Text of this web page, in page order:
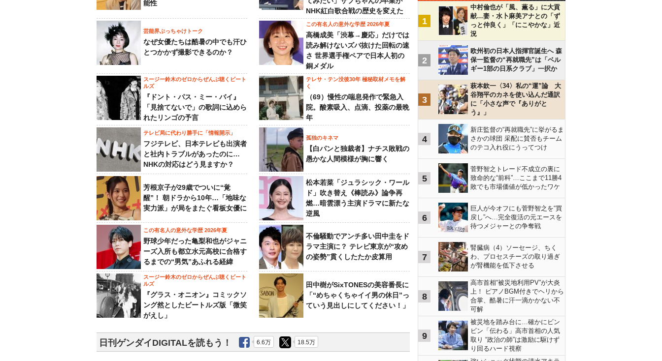
能性
NHK紅白歌合戦の歴史を変えた
芸能界ぶっちゃけトーク
なぜ女優たちは酷暑の中でも汗ひ
とつかかず撮影できるのか？
この有名人の意外な学歴 2026年夏
高橋成美「渋幕→慶応」だけでは
読み解けないズバ抜けた回転の速
さ 世界選手権ペアで日本人初の
銅メダル
スージー鈴木のゼロからぜんぶ聴くビート
ルズ
『ドント・パス・ミー・バイ』
「見捨てないで」の歌詞に込めら
れたリンゴの予言
テレサ・テン没後30年 極秘取材メモを解
く
（69）慢性の喘息発作で緊急入
院。酸素吸入、点滴、投薬の最晩
年
テレビ局に代わり勝手に「情報開示」
フジテレビ、日本テレビも出演者
と社内トラブルがあったのに…
NHKの対応はどう見ますか？
孤独のキネマ
【白パンと独裁者】ナチス敗戦の
愚かな人間模様が胸に響く
芳根京子が29歳でついに“覚
醒”！ 朝ドラから10年…「地味な
実力派」が局をまたぐ看板女優に
松本若菜「ジュラシック・ワール
ド」吹き替え《棒読み》論争再
燃…暗雲漂う主演ドラマに新たな
逆風
この有名人の意外な学歴 2026年夏
野球少年だった亀梨和也がジャニ
ーズ入所も都立水元高校に合格す
るまでの“男気”あふれる経緯
不倫騒動でアンチ多い田中圭をド
ラマ主演に？ テレビ東京が“攻め
の姿勢”貫くしたたか皮算用
スージー鈴木のゼロからぜんぶ聴くビート
ルズ
『グラス・オニオン』コミックソ
ング然としたビートルズ版「微笑
がえし」
田中樹がSixTONESの美容番長に
「“めちゃくちゃイイ男の休日”っ
ていう見出しにしてください！」
日刊ゲンダイDIGITALを読もう！ 6.6万 18.5万
1
中村倫也が「風、薫る」に大貢
献…妻・水卜麻美アナとの「ず
っと仲良く」「にこやかな」近
況
2
欧州初の日本人指揮官誕生へ 森
保一監督の“再就職先”は「ベル
ギー1部の日系クラブ」一択か
3
萩本欽一〈34〉私の“運”論 大
谷翔平のカネを使い込んだ通訳
に「小さな声で『ありがと
う』」
4
新庄監督の“再就職先”に挙がるま
さかの球団 采配に賛否もチーム
のテコ入れ役にうってつけ
5
菅野智之トレード不成立の裏に
致命的な“前科”…ここまで11勝4
敗でも市場価値が低かったワケ
6
巨人が今オフにも菅野智之を“買
戻し”へ…完全復活の元エースを
待つメジャーとの争奪戦
7
腎臓病（4）ソーセージ、ちく
わ、プロセスチーズの取り過ぎ
が腎機能を低下させる
8
高市首相“被災地利用PV”が大炎
上！ ピアノBGM付きでヘリから
合掌、酷暑に汗一滴かかない不
可解
9
被災地を踏み台に…確かにビン
ビン「伝わる」高市首相の人気
取り “政治の師”は激励に駆けず
り回るハード視察